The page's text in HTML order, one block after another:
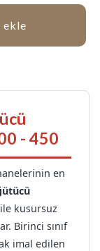
ekle
- 450
en
kusursuz
Birinci sınıf
imal edilen